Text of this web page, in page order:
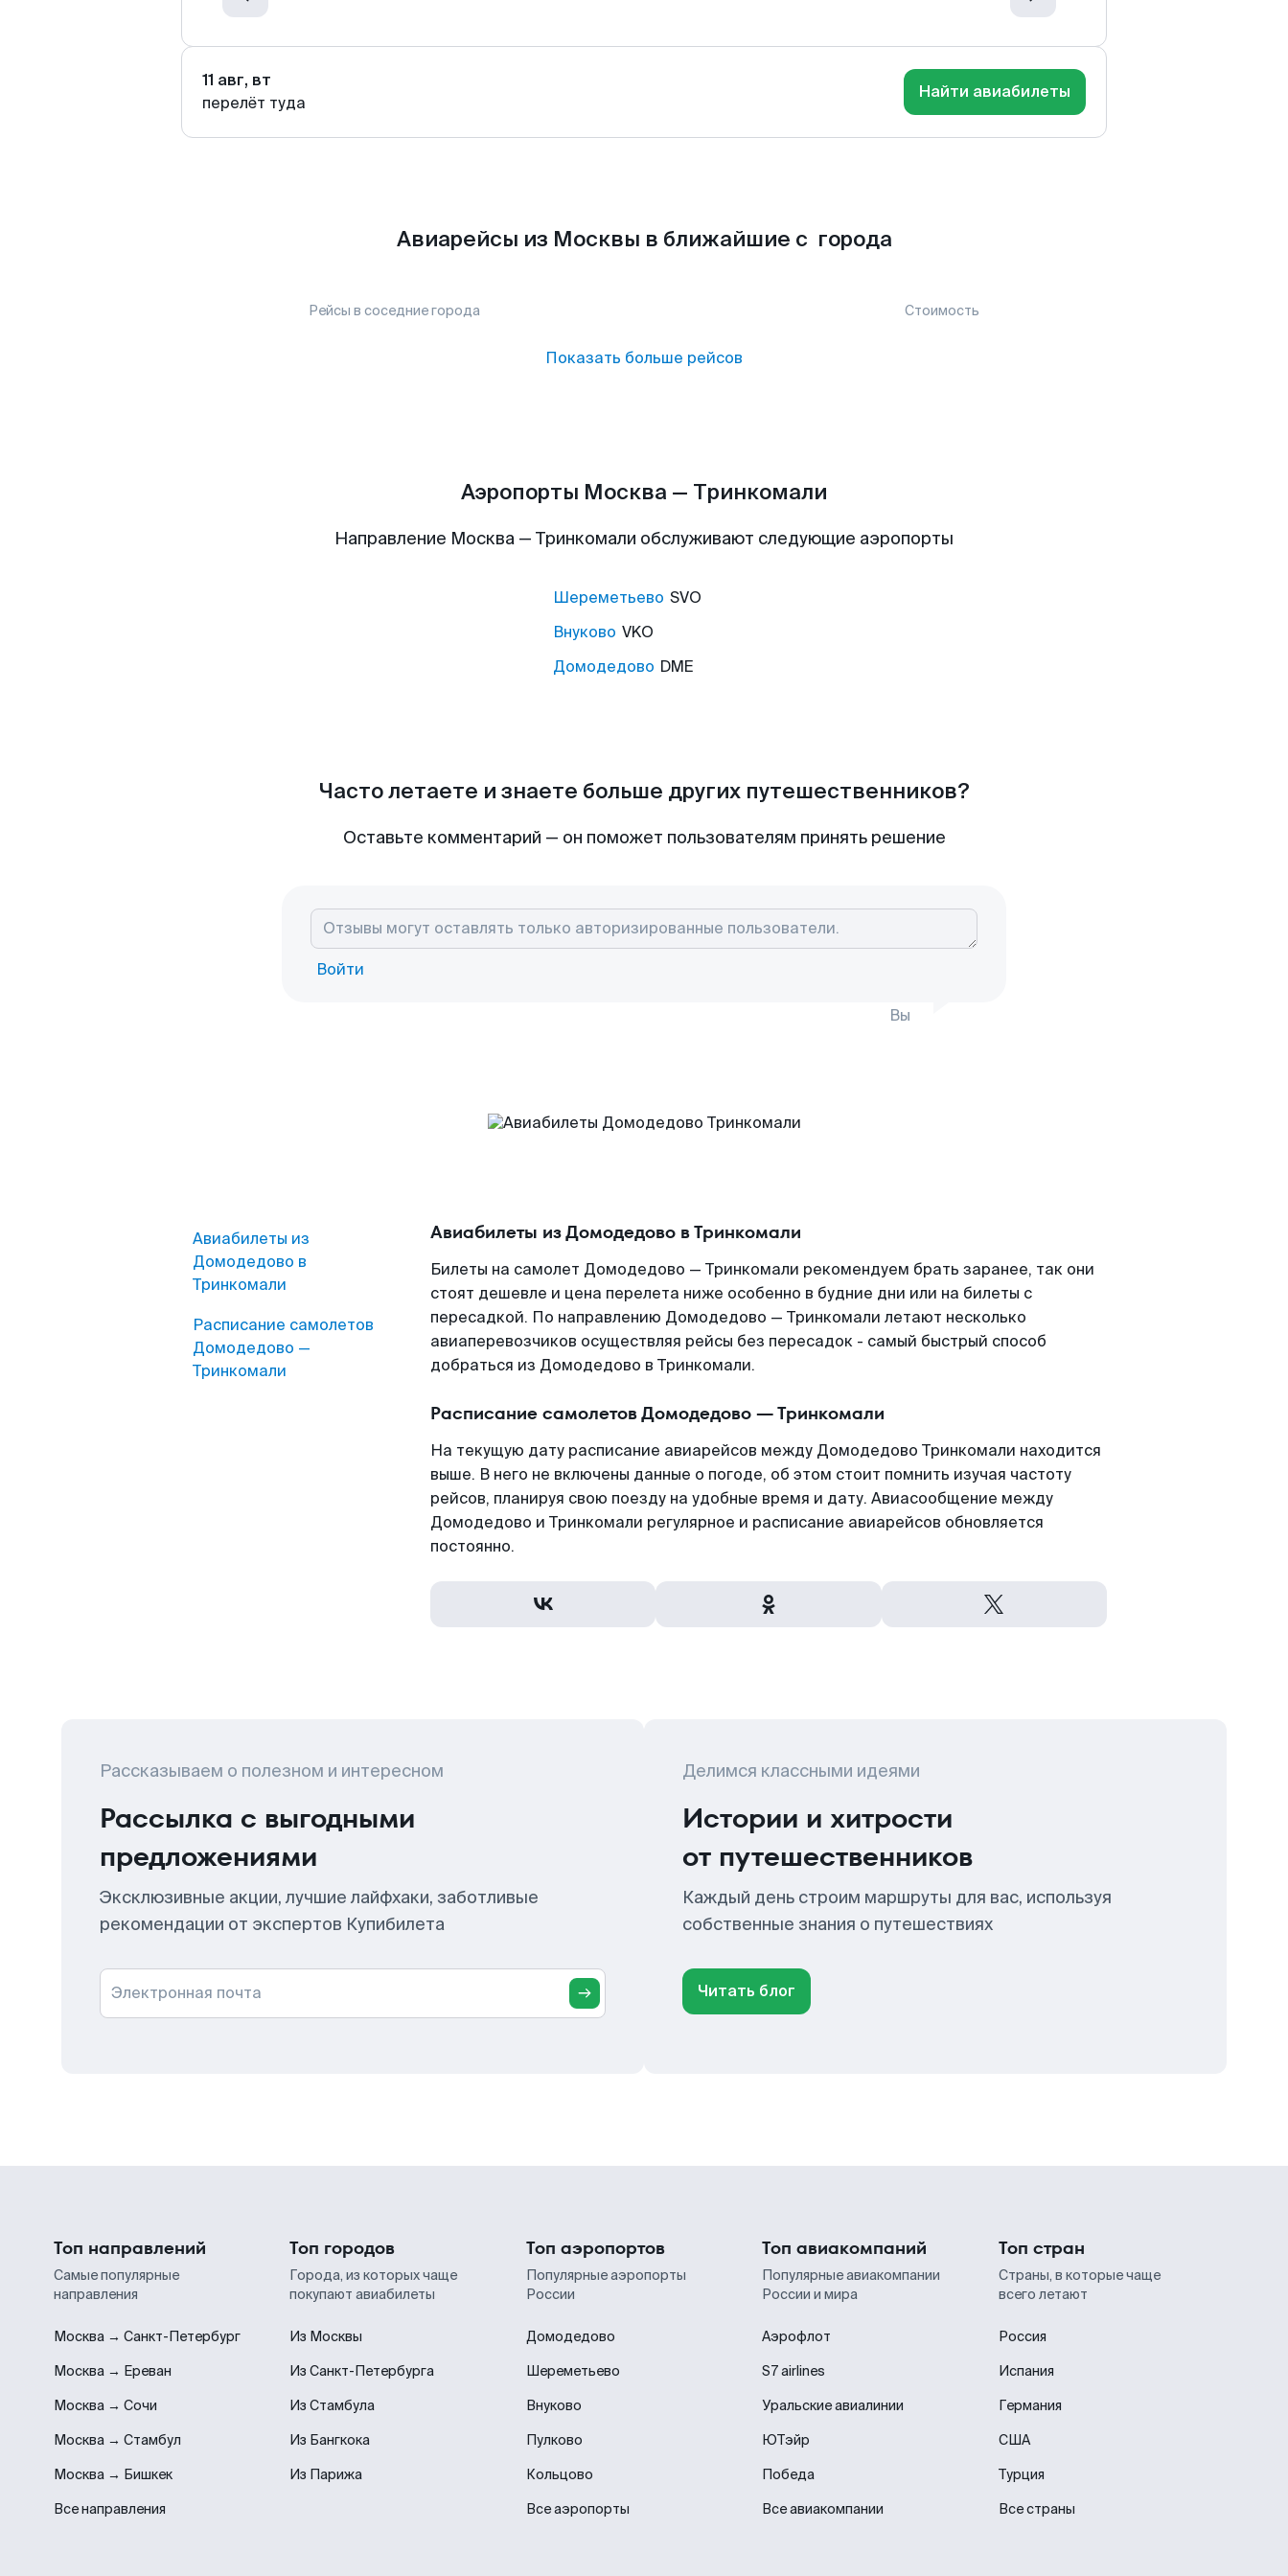
11 авг, вт
перелёт туда
Найти авиабилеты
Авиарейсы из Москвы в ближайшие с города
Рейсы в соседние города Стоимость
Показать больше рейсов
Аэропорты Москва — Тринкомали
Направление Москва — Тринкомали обслуживают следующие аэропорты
Шереметьево SVO
Внуково VKO
Домодедово DME
Часто летаете и знаете больше других путешественников?
Оставьте комментарий — он поможет пользователям принять решение
Войти
Вы
Авиабилеты из
Домодедово в
Тринкомали
Расписание самолетов
Домодедово —
Тринкомали
Авиабилеты из Домодедово в Тринкомали
Билеты на самолет Домодедово — Тринкомали рекомендуем брать заранее, так они
стоят дешевле и цена перелета ниже особенно в будние дни или на билеты с
пересадкой. По направлению Домодедово — Тринкомали летают несколько
авиаперевозчиков осуществляя рейсы без пересадок - самый быстрый способ
добраться из Домодедово в Тринкомали.
Расписание самолетов Домодедово — Тринкомали
На текущую дату расписание авиарейсов между Домодедово Тринкомали находится
выше. В него не включены данные о погоде, об этом стоит помнить изучая частоту
рейсов, планируя свою поезду на удобные время и дату. Авиасообщение между
Домодедово и Тринкомали регулярное и расписание авиарейсов обновляется
постоянно.
Рассказываем о полезном и интересном
Рассылка с выгодными
предложениями
Эксклюзивные акции, лучшие лайфхаки, заботливые
рекомендации от экспертов Купибилета
Электронная почта
Делимся классными идеями
Истории и хитрости
от путешественников
Каждый день строим маршруты для вас, используя
собственные знания о путешествиях
Читать блог
Топ направлений
Самые популярные
направления
Москва → Санкт-Петербург
Москва → Ереван
Москва → Сочи
Москва → Стамбул
Москва → Бишкек
Все направления
Топ городов
Города, из которых чаще
покупают авиабилеты
Из Москвы
Из Санкт-Петербурга
Из Стамбула
Из Бангкока
Из Парижа
Топ аэропортов
Популярные аэропорты
России
Домодедово
Шереметьево
Внуково
Пулково
Кольцово
Все аэропорты
Топ авиакомпаний
Популярные авиакомпании
России и мира
Аэрофлот
S7 airlines
Уральские авиалинии
ЮТэйр
Победа
Все авиакомпании
Топ стран
Страны, в которые чаще
всего летают
Россия
Испания
Германия
США
Турция
Все страны